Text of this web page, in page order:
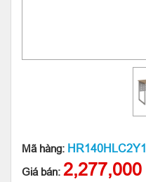
Mã hàng: HR140HLC2Y1
Giá bán: